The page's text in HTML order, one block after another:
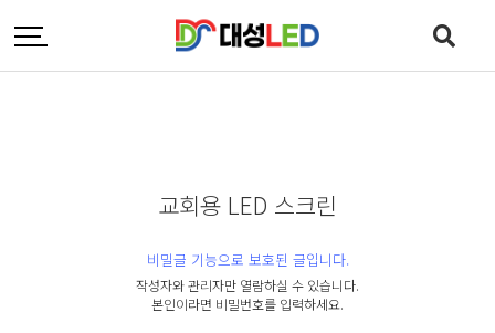
교회용 LED 스크린
비밀글 기능으로 보호된 글입니다.
작성자와 관리자만 열람하실 수 있습니다.
본인이라면 비밀번호를 입력하세요.